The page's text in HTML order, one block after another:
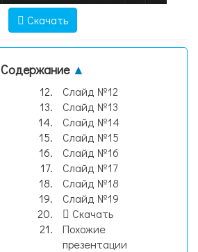
Скачать
Содержание ▲
Слайд №12
Слайд №13
Слайд №14
Слайд №15
Слайд №16
Слайд №17
Слайд №18
Слайд №19
Скачать
Похожие
презентации